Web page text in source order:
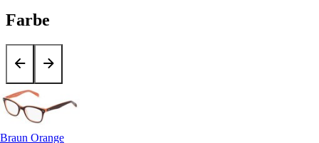
Farbe
Braun Orange